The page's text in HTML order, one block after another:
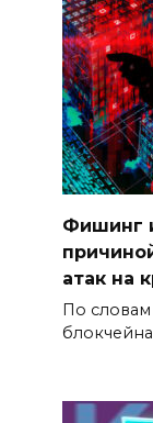
Фишинг
атак на
По словам